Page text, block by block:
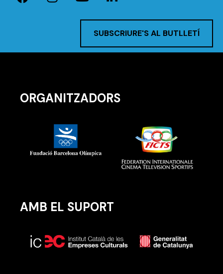
SUBSCRIURE'S AL BUTLLETÍ
ORGANITZADORS
AMB EL SUPORT